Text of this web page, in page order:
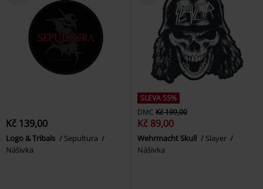
Kč 139,00
Logo & Tribals
Sepultura
Nášivka
SLEVA 55%
DMC Kč 199,00
Kč 89,00
Wehrmacht Skull
Slayer
Nášivka